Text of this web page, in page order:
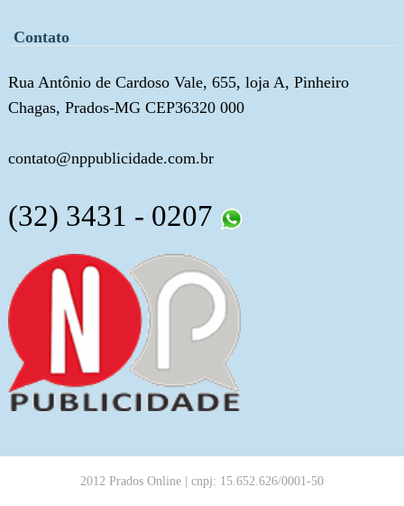
Contato
Rua Antônio de Cardoso Vale, 655, loja A, Pinheiro
Chagas, Prados-MG CEP36320 000
contato@nppublicidade.com.br
(32) 3431 - 0207
2012 Prados Online | cnpj: 15.652.626/0001-50